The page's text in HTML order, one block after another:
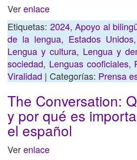
Verenlace
Etiquetas: 2024,Apoyo al
de la lengua, Estados Unidos,
Lengua y cultura, Lengua y
sociedad, Lenguas cooficiales,
Viralidad | Categorías: Prensa
The Conversation:
y por qué es
el español
Verenlace